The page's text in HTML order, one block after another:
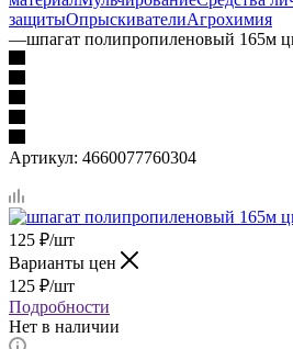
защитыОпрыскивателиАгрохимия
—шпагат полипропиленовый 165м
Артикул: 4660077760304
125 ₽/шт
Варианты цен
125 ₽/шт
Подробности
Нет в наличии